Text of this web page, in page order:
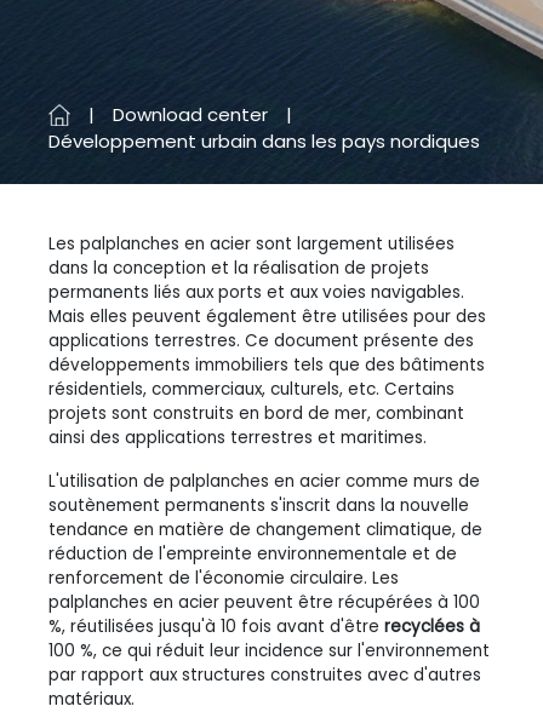
Download center
Développement urbain dans les pays nordiques
Les palplanches en acier sont largement utilisées
dans la conception et la réalisation de projets
permanents liés aux ports et aux voies navigables.
Mais elles peuvent également être utilisées pour des
applications terrestres. Ce document présente des
développements immobiliers tels que des bâtiments
résidentiels, commerciaux, culturels, etc. Certains
projets sont construits en bord de mer, combinant
ainsi des applications terrestres et maritimes.
L'utilisation de palplanches en acier comme murs de
soutènement permanents s'inscrit dans la nouvelle
tendance en matière de changement climatique, de
réduction de l'empreinte environnementale et de
renforcement de l'économie circulaire. Les
palplanches en acier peuvent être récupérées à 100
%, réutilisées jusqu'à 10 fois avant d'être recyclées à
100 %, ce qui réduit leur incidence sur l'environnement
par rapport aux structures construites avec d'autres
matériaux.